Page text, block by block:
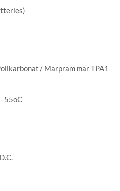
/ Marpram mar TPA1
55oC